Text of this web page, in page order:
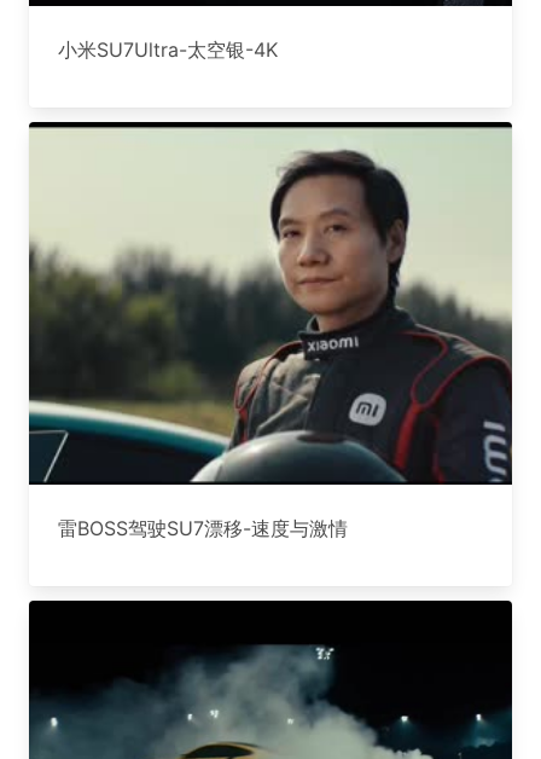
小米SU7Ultra-太空银-4K
雷BOSS驾驶SU7漂移-速度与激情